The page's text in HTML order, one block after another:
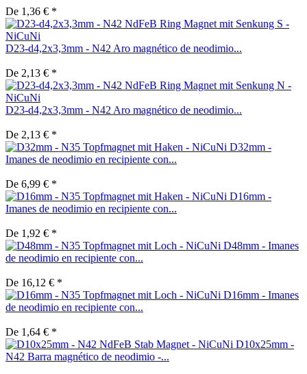
De 1,36 € *
D23-d4,2x3,3mm - N42 Aro magnético de neodimio...
De 2,13 € *
D23-d4,2x3,3mm - N42 Aro magnético de neodimio...
De 2,13 € *
D32mm -
Imanes de neodimio en recipiente con...
De 6,99 € *
D16mm -
Imanes de neodimio en recipiente con...
De 1,92 € *
D48mm - Imanes
de neodimio en recipiente con...
De 16,12 € *
D16mm - Imanes
de neodimio en recipiente con...
De 1,64 € *
D10x25mm -
N42 Barra magnético de neodimio -...